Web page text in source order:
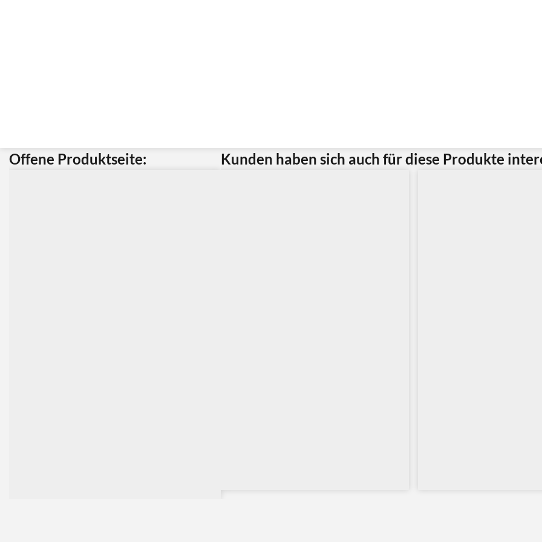
Offene Produktseite: Kunden haben sich auch für diese Produkte